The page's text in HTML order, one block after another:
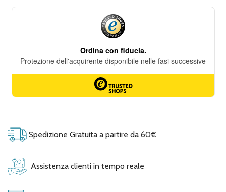
Spedizione Gratuita a partire da 60€
Assistenza clienti in tempo reale